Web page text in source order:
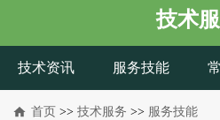
技术
技术资讯 服务技能
首页 >> 技术服务 >> 服务技能